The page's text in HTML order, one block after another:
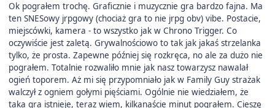
Ok pograłem trochę. Graficznie i muzycznie gra bardzo fajna. Ma
ten SNESowy jrpgowy (chociaż gra to nie jrpg obv) vibe. Postacie,
miejscówki, kamera - to wszystko jak w Chrono Trigger. Co
oczywiście jest zaletą. Grywalnościowo to tak jak jakaś strzelanka
tylko, że prosta. Zapewne później się rozkręca, no ale za dużo nie
pograłem. Totalnie rozwaliło mnie jak nasz towarzysz nawalał
ogień toporem. Aż mi się przypomniało jak w Family Guy strażak
walczył z ogniem gołymi pięściami. Ogólnie nie wiedziałem, że
taka gra istnieje, teraz wiem, kilkanaście minut pograłem. Cieszę